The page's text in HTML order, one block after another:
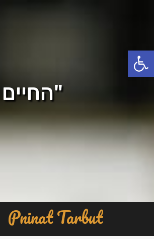
פתח סרגל נגישות
Pninat Tarbut